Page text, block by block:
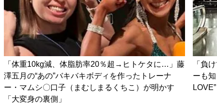
「体重10kg減、体脂肪率20％超→ヒトケタに…」藤
澤五月の“あの”バキバキボディを作ったトレーナ
ー・マムシ〇口子（まむしまるくちこ）が明かす
「大変身の裏側」
「負
ーも